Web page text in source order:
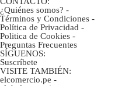
¿Quiénes somos? -
Términos y Condiciones -
Política de Privacidad -
Politica de Cookies -
Preguntas Frecuentes
SÍGUENOS:
Suscríbete
VISITE TAMBIÉN:
elcomercio.pe -